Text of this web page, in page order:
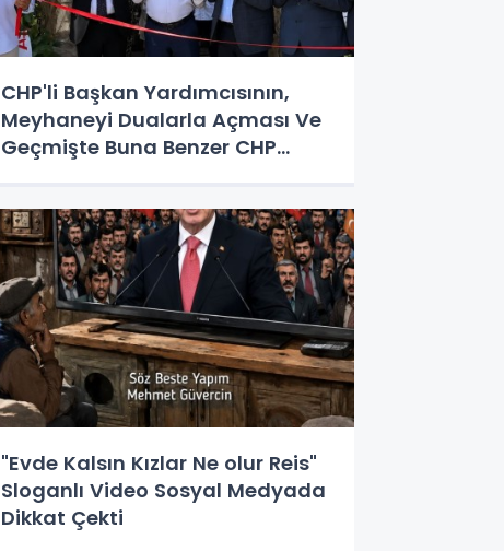
CHP'li Başkan Yardımcısının,
Meyhaneyi Dualarla Açması Ve
Geçmişte Buna Benzer CHP
"Evde Kalsın Kızlar Ne olur Reis"
Sloganlı Video Sosyal Medyada
Dikkat Çekti